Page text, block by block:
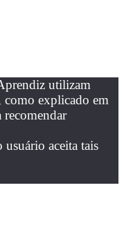
utilizam
como explicado em
recomendar
aceita tais